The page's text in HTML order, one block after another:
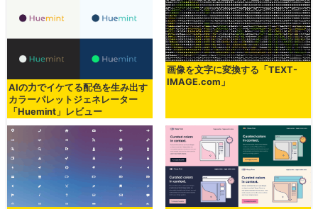
AIの力でイケてる配色を生み出す
カラーパレットジェネレーター
「Huemint」レビュー
画像を文字に変換する「TEXT-
IMAGE.com」